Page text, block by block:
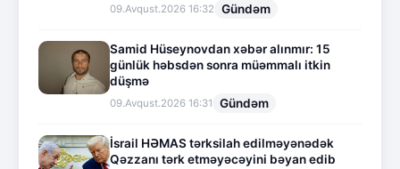
09.Avqust.2026 16:32 Gündəm
Samid Hüseynovdan xəbər alınmır: 15
günlük həbsdən sonra müəmmalı itkin
düşmə
09.Avqust.2026 16:31 Gündəm
İsrail HƏMAS tərksilah edilməyənədək
Qəzzanı tərk etməyəcəyini bəyan edib